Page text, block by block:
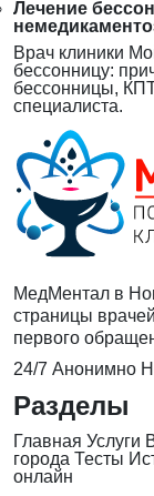
Лечение
Врач клиники
бессонницу:
бессонницы,
специалиста.
МедМентал в
страницы
первого
24/7 Анонимно
Разделы
Главная Услуги
города Тесты
онлайн